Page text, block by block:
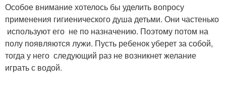
Особое внимание хотелось бы уделить вопросу
применения гигиенического душа детьми. Они частенько
используют его не по назначению. Поэтому потом на
полу появляются лужи. Пусть ребенок уберет за собой,
тогда у него следующий раз не возникнет желание
играть с водой.